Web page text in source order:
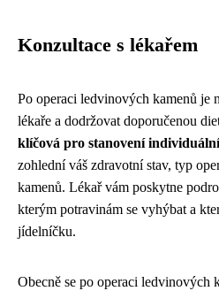
Konzultace s lékařem
Po operaci ledvinových kamenů je
lékaře a dodržovat doporučenou
klíčová pro stanovení
zohlední váš zdravotní stav, typ
kamenů. Lékař vám poskytne
kterým potravinám se vyhýbat a
jídelníčku.
Obecně se po operaci ledvinových